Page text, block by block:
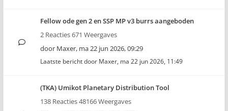
Fellow ode gen 2 en SSP MP v3 burrs aangeboden
2 Reacties 671 Weergaves
door Maxer, ma 22 jun 2026, 09:29
Laatste bericht door Maxer, ma 22 jun 2026, 11:49
(TKA) Umikot Planetary Distribution Tool
138 Reacties 48166 Weergaves